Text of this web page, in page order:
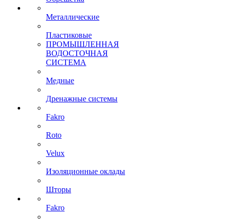
Металлические
Пластиковые
ПРОМЫШЛЕННАЯ
ВОДОСТОЧНАЯ
СИСТЕМА
Медные
Дренажные системы
Fakro
Roto
Velux
Изоляционные оклады
Шторы
Fakro